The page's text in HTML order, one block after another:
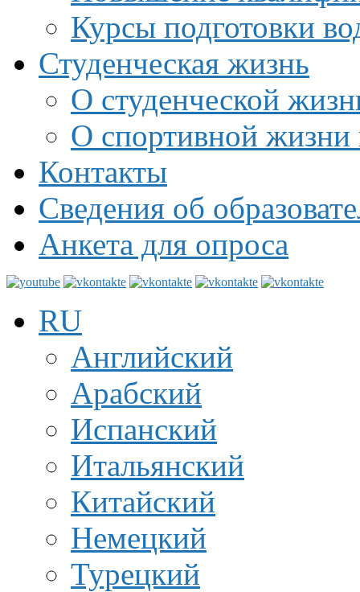
Курсы подготовки
Студенческая жизнь
О студенческой
О спортивной жизни
Контакты
Сведения об
Анкета для опроса
RU
Английский
Арабский
Испанский
Итальянский
Китайский
Немецкий
Турецкий